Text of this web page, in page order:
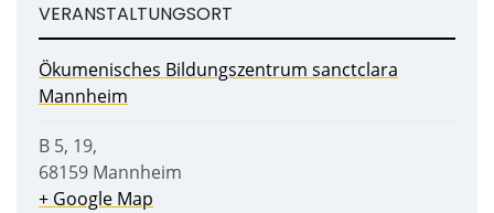
VERANSTALTUNGSORT
Ökumenisches Bildungszentrum sanctclara
Mannheim
B 5, 19,
68159 Mannheim
+ Google Map